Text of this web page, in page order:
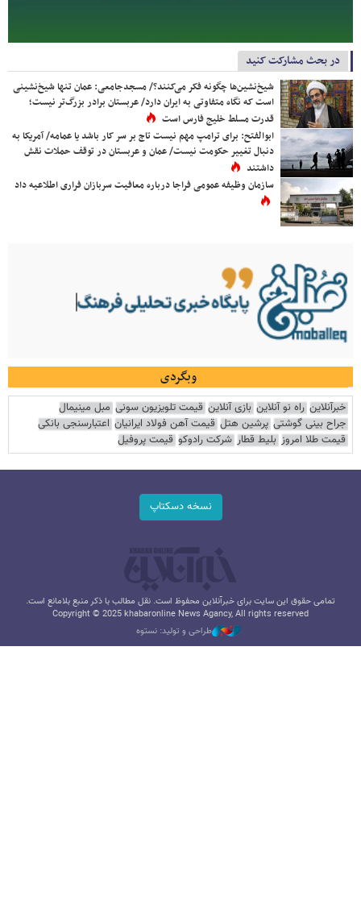
در بحث مشارکت کنید
شیخ‌نشین‌ها چگونه فکر می‌کنند؟/ مسجدجامعی: عمان تنها شیخ‌نشینی
است که نگاه متفاوتی به ایران دارد/ عربستان برادر بزرگ‌تر نیست؛
قدرت مسلط خلیج فارس است
ابوالفتح: برای ترامپ مهم نیست تاج بر سر کار باشد یا عمامه/ آمریکا به
دنبال تغییر حکومت نیست/ عمان و عربستان در توقف حملات نقش
داشتند
سازمان وظیفه عمومی فراجا درباره معافیت سربازان فراری اطلاعیه داد
وبگردی
خبرآنلاین راه نو آنلاین بازی آنلاین قیمت تلویزیون سونی مبل مینیمال
جراح بینی گوشتی پرشین هتل قیمت آهن فولاد ایرانیان اعتبارسنجی بانکی
قیمت طلا امروز بلیط قطار شرکت رادوکو قیمت پروفیل
نسخه دسکتاپ
تمامی حقوق این سایت برای خبرآنلاین محفوظ است. نقل مطالب با ذکر منبع بلامانع است.
Copyright © 2025 khabaronline News Agancy, All rights reserved
طراحی و تولید: نستوه